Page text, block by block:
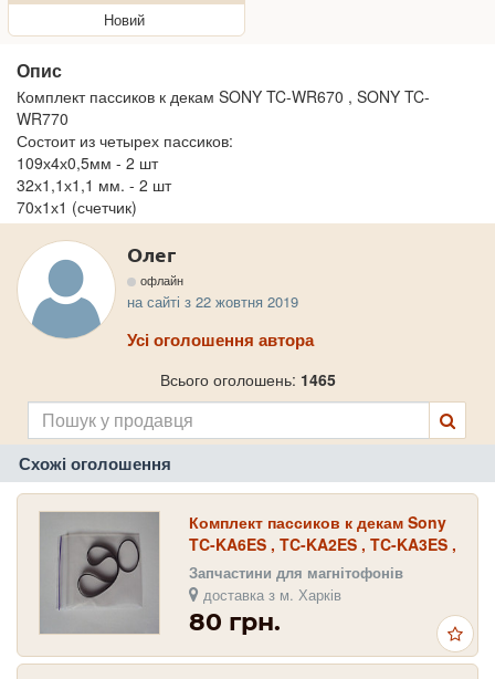
Новий
Опис
Комплект пассиков к декам SONY TC-WR670 , SONY TC-
WR770
Состоит из четырех пассиков:
109х4х0,5мм - 2 шт
32х1,1х1,1 мм. - 2 шт
70х1х1 (счетчик)
Олег
офлайн
на сайті з 22 жовтня 2019
Усі оголошення автора
Всього оголошень: 1465
Схожі оголошення
Комплект пассиков к декам Sony
TC-KA6ES , TC-KA2ES , TC-KA3ES ,
TC-K222ESL , TC-K950ES
Запчастини для магнітофонів
доставка з м. Харків
80 грн.